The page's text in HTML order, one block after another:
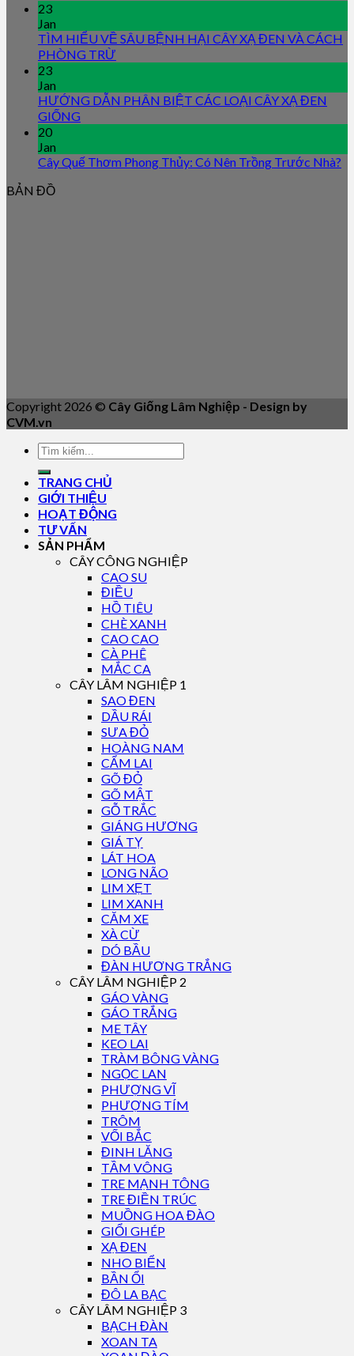
23
Jan
TÌM HIỂU VỀ SÂU BỆNH HẠI CÂY XẠ ĐEN VÀ CÁCH
PHÒNG TRỪ
23
Jan
HƯỚNG DẪN PHÂN BIỆT CÁC LOẠI CÂY XẠ ĐEN
GIỐNG
20
Jan
Cây Quế Thơm Phong Thủy: Có Nên Trồng Trước Nhà?
BẢN ĐỒ
Copyright 2026 © Cây Giống Lâm Nghiệp - Design by
CVM.vn
TRANG CHỦ
GIỚI THIỆU
HOẠT ĐỘNG
TƯ VẤN
SẢN PHẨM
CÂY CÔNG NGHIỆP
CAO SU
ĐIỀU
HỒ TIÊU
CHÈ XANH
CAO CAO
CÀ PHÊ
MẮC CA
CÂY LÂM NGHIỆP 1
SAO ĐEN
DẦU RÁI
SƯA ĐỎ
HOÀNG NAM
CẨM LAI
GÕ ĐỎ
GÕ MẬT
GỖ TRẮC
GIÁNG HƯƠNG
GIÁ TỴ
LÁT HOA
LONG NÃO
LIM XẸT
LIM XANH
CĂM XE
XÀ CỪ
DÓ BẦU
ĐÀN HƯƠNG TRẮNG
CÂY LÂM NGHIỆP 2
GÁO VÀNG
GÁO TRẮNG
ME TÂY
KEO LAI
TRÀM BÔNG VÀNG
NGỌC LAN
PHƯỢNG VĨ
PHƯỢNG TÍM
TRÔM
VỐI BẮC
ĐINH LĂNG
TẦM VÔNG
TRE MẠNH TÔNG
TRE ĐIỀN TRÚC
MUỒNG HOA ĐÀO
GIỔI GHÉP
XẠ ĐEN
NHO BIỂN
BẦN ỔI
ĐÔ LA BẠC
CÂY LÂM NGHIỆP 3
BẠCH ĐÀN
XOAN TA